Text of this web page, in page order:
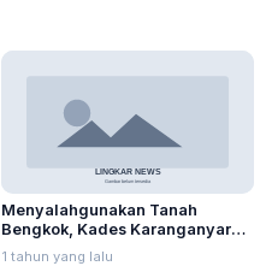
Menyalahgunakan Tanah
Bengkok, Kades Karanganyar
Ditangkap Kejari
1 tahun yang lalu